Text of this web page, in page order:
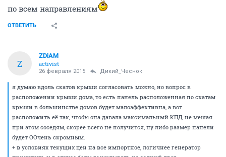
по всем направлениям
ОТВЕТИТЬ
Z
ZDiAM
activist
26 февраля 2015 Дикий_Чеснок
я думаю вдоль скатов крыши согласовать можно, но вопрос в
расположении крыши дома, то есть панель расположенная по скатам
крыши в большинстве домов будет малоэффективна, а вот
расположить её так, чтобы она давала максимальный КПД, не мешая
при этом соседям, скорее всего не получится, ну либо размер панели
будет ООчень скромным.
+ в условиях текущих цен на все импортное, логичнее генератор